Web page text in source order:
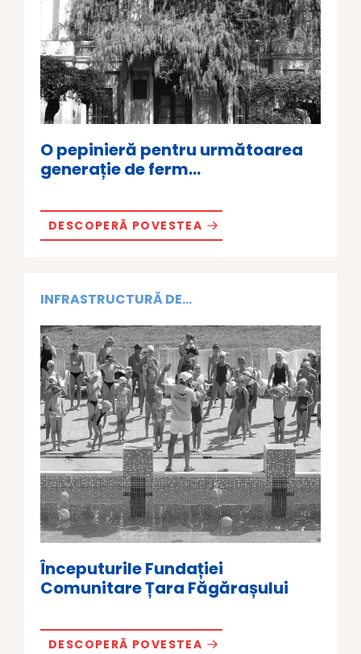
O pepinieră pentru următoarea
generație de ferm...
DESCOPERĂ POVESTEA
INFRASTRUCTURĂ DE...
Începuturile Fundației
Comunitare Țara Făgărașului
DESCOPERĂ POVESTEA